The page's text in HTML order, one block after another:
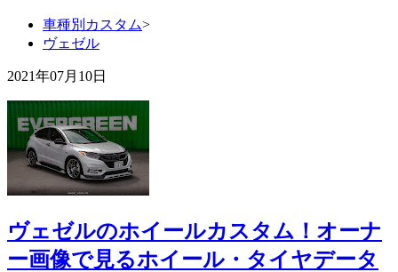
車種別カスタム>
ヴェゼル
2021年07月10日
ヴェゼルのホイールカスタム！オーナ
ー画像で見るホイール・タイヤデータ